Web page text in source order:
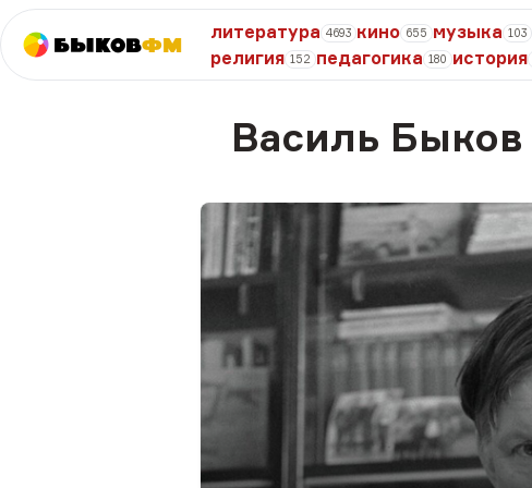
БыковФМ
литература 4693 кино 655 музыка 103
религия 152 педагогика 180 история
Василь Быков